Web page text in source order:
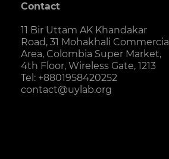
Contact
11 Bir Uttam AK Khandakar
Road, 31 Mohakhali Commercial
Area, Colombia Super Market,
4th Floor, Wireless Gate, 1213
Tel: +8801958420252
contact@uylab.org